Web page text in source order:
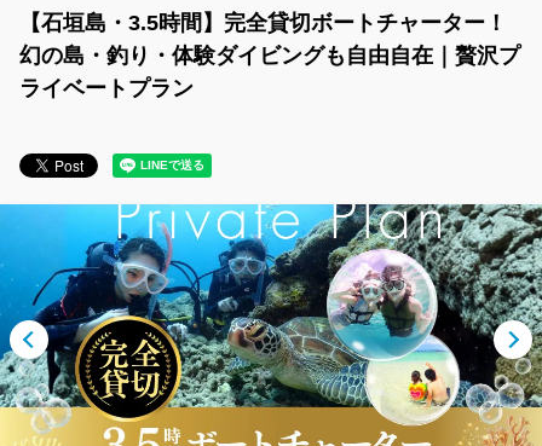
海の世界がもっと広がる！ライセンス講習
特集
500円OFFクーポン対象プラン
学割はじめました！
【ウミガメ】と泳ぐ！
無人島【幻の島】へ上陸！
【石垣島・3.5時間】完全貸切ボートチャーター！
幻の島・釣り・体験ダイビングも自由自在｜贅沢プ
ライベートプラン